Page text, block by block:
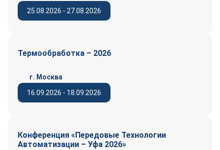
25.08.2026 - 27.08.2026
Термообработка – 2026
16.09.2026 - 18.09.2026
г. Москва
Конференция «Передовые Технологии
Автоматизации – Уфа 2026»